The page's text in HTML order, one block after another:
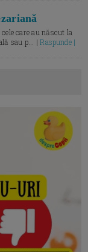
care au născut la
sau p... |Raspunde |